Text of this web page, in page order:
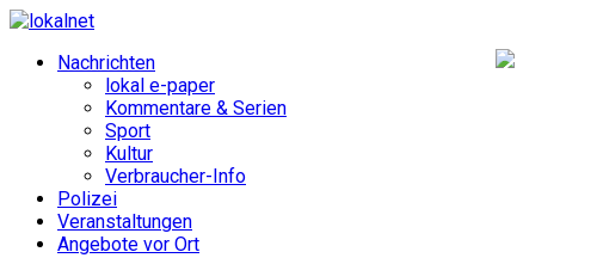
Nachrichten
lokal e-paper
Kommentare & Serien
Sport
Kultur
Verbraucher-Info
Polizei
Veranstaltungen
Angebote vor Ort